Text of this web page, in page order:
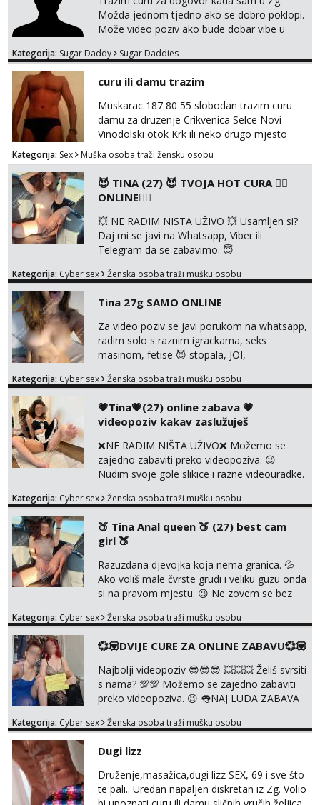
Možda jednom tjedno ako se dobro poklopi.
Može video poziv ako bude dobar vibe u
ponude. Moje preference su duga kosa, do
Eventualne iznimke mogu biti zbog dobre
osobnosti i iskrene komunikacije. Tg:
@m49229
Kategorija: Sugar Daddy Sugar Daddies
curu ili damu trazim
Muskarac 187 80 55 slobodan trazim curu
damu za druzenje Crikvenica Selce Novi
Vinodolski otok Krk ili neko drugo mjesto
Kategorija: Sex Muška osoba traži žensku osobu
😈 TINA (27) 😈 TVOJA HOT CURA ❤️‍🔥
ONLINE❤️‍🔥
💥 NE RADIM NISTA UŽIVO 💥 Usamljen si?
Daj mi se javi na Whatsapp, Viber ili
Telegram da se zabavimo. 😇
videopoziv ili se možemo dopisivati uz slanje
videa, gacice i carapice 🤑 🤬 NE RADIM
UŽIVO🤬 🤬 NE RADIM UŽIVO🤬 🤬 NE
RADIM UŽIVO🤬 🤬 NE RADIM UŽIVO🤬 🤬
NE RADIM UŽIVO🤬...
Kategorija: Cyber sex Ženska osoba traži mušku osobu
Tina 27g SAMO ONLINE
Za video poziv se javi porukom na whatsapp,
radim solo s raznim igrackama, seks
masinom, fetise 😈 stopala, JOI,
u svim kombinacijama❗videa raznih na
tipkanje❗radim materijal po želji 😈 Radim
PROVJERU AUTENTIČNOSTI video pozivom
NIŠTA UŽIVO ME NE ZANIMA Čekam te 😘
091 912 3322...
Kategorija: Cyber sex Ženska osoba traži mušku osobu
💗Tina💗(27) online zabava 💗
videopoziv kakav zaslužuješ
❌NE RADIM NIŠTA UŽIVO❌ Možemo se
zajedno zabaviti preko videopoziva. 😉
Nudim svoje gole slikice i razne videouradke.
Whatsapp, Telegram ili Viber. 😎 +385 91 912
me vidjeti na videopozivu. 😉 S vama sam
vec 5 godina. Vaša Tina. 💗 ❌NE RADIM
NIŠTA UŽIVO❌ ❌NE RADIM NIŠTA UŽIVO❌
❌NE RADIM NIŠTA UŽIVO❌ ❌NE ...
Kategorija: Cyber sex Ženska osoba traži mušku osobu
🍑 Tina Anal queen 🍑 (27) best cam
girl 🍑
Razuzdana djevojka koja nema granica. 💦
Ako voliš male čvrste grudi i veliku guzu onda
si na pravom mjestu. 😉 Ne zovem se bez
grubu igru, dominaciju i puno prljavih igrica.
Ponuda videa koju ja nudim nećeš pronaći ni
kod jedne djevojke. U proteklih 5 godina
snimila sam preko 600 videouradaka. Malo je
reći da sam PR...
Kategorija: Cyber sex Ženska osoba traži mušku osobu
💞💟DVIJE CURE ZA ONLINE ZABAVU💞💟
Najbolji videopoziv 😎😎😎 💥💥💥 Želiš svrsiti
s nama? 💯💯 Možemo se zajedno zabaviti
preko videopoziva. 😉 👅NAJ LUDA ZABAVA
pošalji poruku na Whatsapp, Telegram ili
možeš me vidjeti na videopozivu. 😉
091/912-3322 ❌NE RADIMO NIŠTA UŽIVO❌
Kategorija: Cyber sex Ženska osoba traži mušku osobu
Dugi lizz
Druženje,masažica,dugi lizz SEX, 69 i sve što
te pali.. Uredan napaljen diskretan iz Zg. Volio